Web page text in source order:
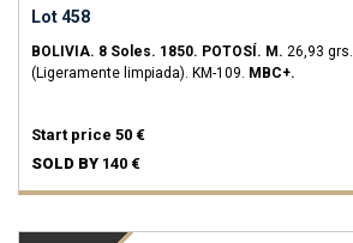
Lot 458
BOLIVIA. 8 Soles. 1850. POTOSÍ. M. 26,93 grs.
(Ligeramente limpiada). KM-109. MBC+.
Start price 50 €
SOLD BY 140 €